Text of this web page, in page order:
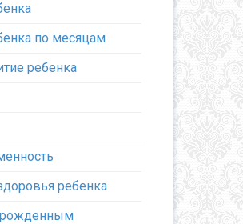
по месяцам
ребенка
ребенка